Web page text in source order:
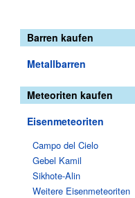
Barren kaufen
Metallbarren
Meteoriten kaufen
Eisenmeteoriten
Campo del Cielo
Gebel Kamil
Sikhote-Alin
Weitere Eisenmeteoriten